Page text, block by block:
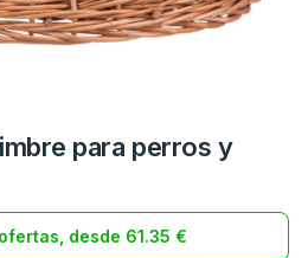
para perros y
desde 61.35 €